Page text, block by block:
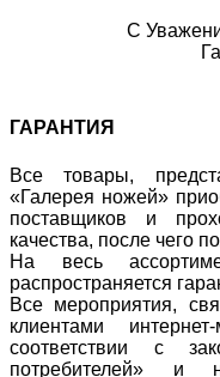
С
ГАРАНТИЯ
Все товары,
«Галерея ножей»
поставщиков и
качества, после чего
На весь
распространяется
Все мероприятия,
клиентами
соответствии с
потребителей» и